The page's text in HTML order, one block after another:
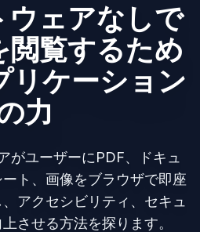
ウェアなしで
閲覧するため
リケーション
力
がユーザーにPDF、ドキュ
ト、画像をブラウザで即座
アクセシビリティ、セキュ
させる方法を探ります。